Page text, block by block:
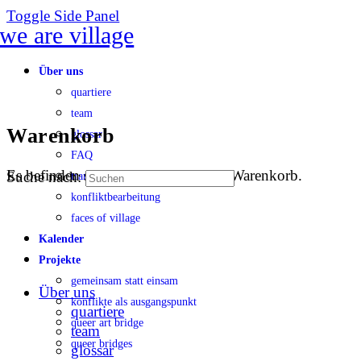
Toggle Side Panel
Über uns
quartiere
team
glossar
FAQ
transparenz
konfliktbearbeitung
faces of village
Kalender
Projekte
gemeinsam statt einsam
konflikte als ausgangspunkt
queer art bridge
queer bridges
Warenkorb
Es befinden sich keine Produkte im Warenkorb.
Suche nach:
Über uns
quartiere
team
glossar